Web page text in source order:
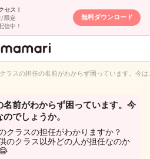
セス！
限定
信中！
無料ダウンロード
専用匿名QA
ラスの担任の名前がわからず困っています。今
名前がわからず困っています。今
でしょうか。
クラスの担任がわかりますか？
のクラス以外どの人が担任なのか